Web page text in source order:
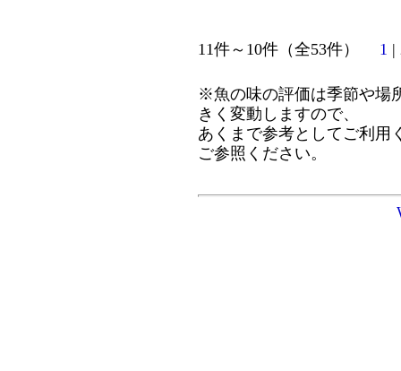
11件～10件（全53件） 1 |
※魚の味の評価は季節や場
きく変動しますので、
あくまで参考としてご利
ご参照ください。